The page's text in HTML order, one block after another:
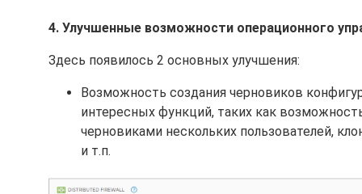
4. Улучшенные возможности операционного
Здесь появилось 2 основных улучшения:
Возможность создания черновиков
интересных функций, таких как
черновиками нескольких пользователей,
и т.п.